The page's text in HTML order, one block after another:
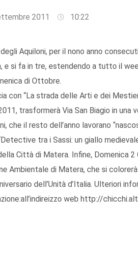
2011 10:22
Aquiloni, per il nono anno
e si fa in tre, estendendo a tutto il
di Ottobre.
con “La strada delle Arti e dei
trasformerà Via San Biagio in
che il resto dell’anno lavorano
tra i Sassi: un giallo
Città di Matera. Infine, Domenica
Ambientale di Matera, che si
dell’Unità d’Italia. Ulteriori
web http://